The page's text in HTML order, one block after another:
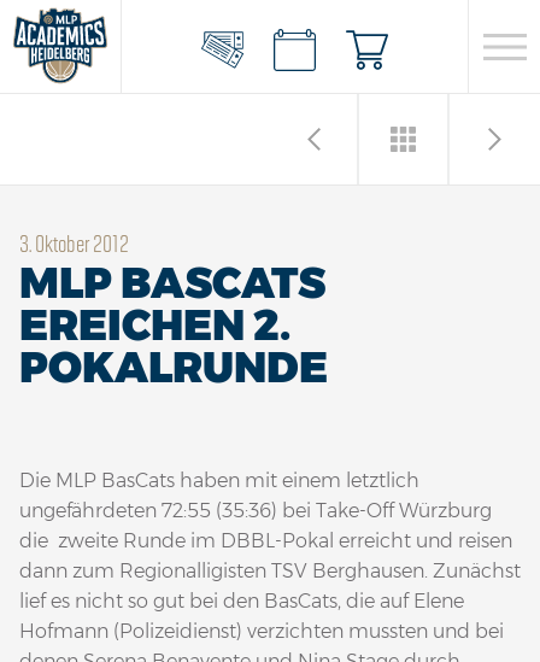
3. Oktober 2012
MLP BASCATS
EREICHEN 2.
POKALRUNDE
Die MLP BasCats haben mit einem letztlich
ungefährdeten 72:55 (35:36) bei Take-Off Würzburg
die zweite Runde im DBBL-Pokal erreicht und reisen
dann zum Regionalligisten TSV Berghausen. Zunächst
lief es nicht so gut bei den BasCats, die auf Elene
Hofmann (Polizeidienst) verzichten mussten und bei